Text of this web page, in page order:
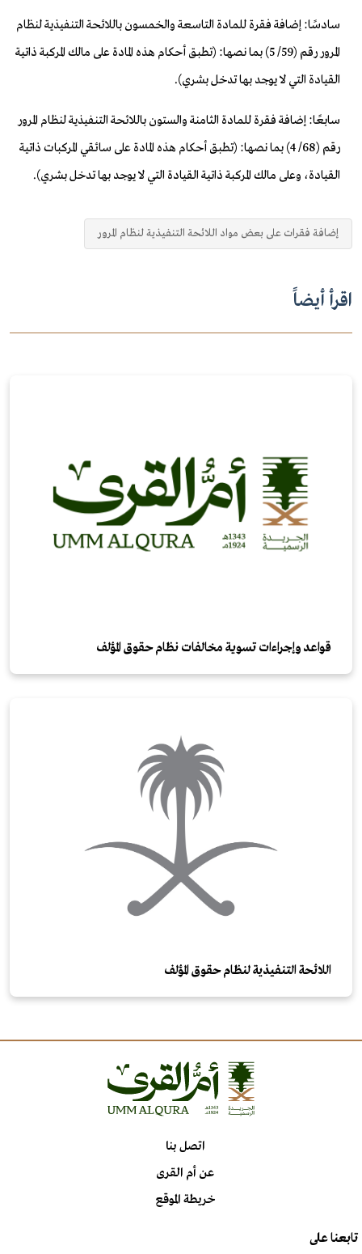
سادسًا: إضافة فقرة للمادة التاسعة والخمسون باللائحة التنفيذية لنظام
المرور رقم (59/ 5) بما نصها: (تطبق أحكام هذه المادة على مالك المركبة ذاتية
القيادة التي لا يوجد بها تدخل بشري).
سابعًا: إضافة فقرة للمادة الثامنة والستون باللائحة التنفيذية لنظام المرور
رقم (68/ 4) بما نصها: (تطبق أحكام هذه المادة على سائقي المركبات ذاتية
القيادة، وعلى مالك المركبة ذاتية القيادة التي لا يوجد بها تدخل بشري).
إضافة فقرات على بعض مواد اللائحة التنفيذية لنظام المرور
اقرأ أيضاً
قواعد وإجراءات تسوية مخالفات نظام حقوق المؤلف
اللائحة التنفيذية لنظام حقوق المؤلف
اتصل بنا
عن أم القرى
خريطة الموقع
تابعنا على